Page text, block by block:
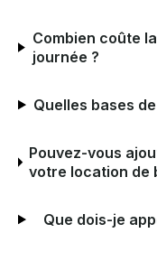
Combien coûte
journée ?
Quelles bases
Pouvez-vous
votre location de
Que dois-je